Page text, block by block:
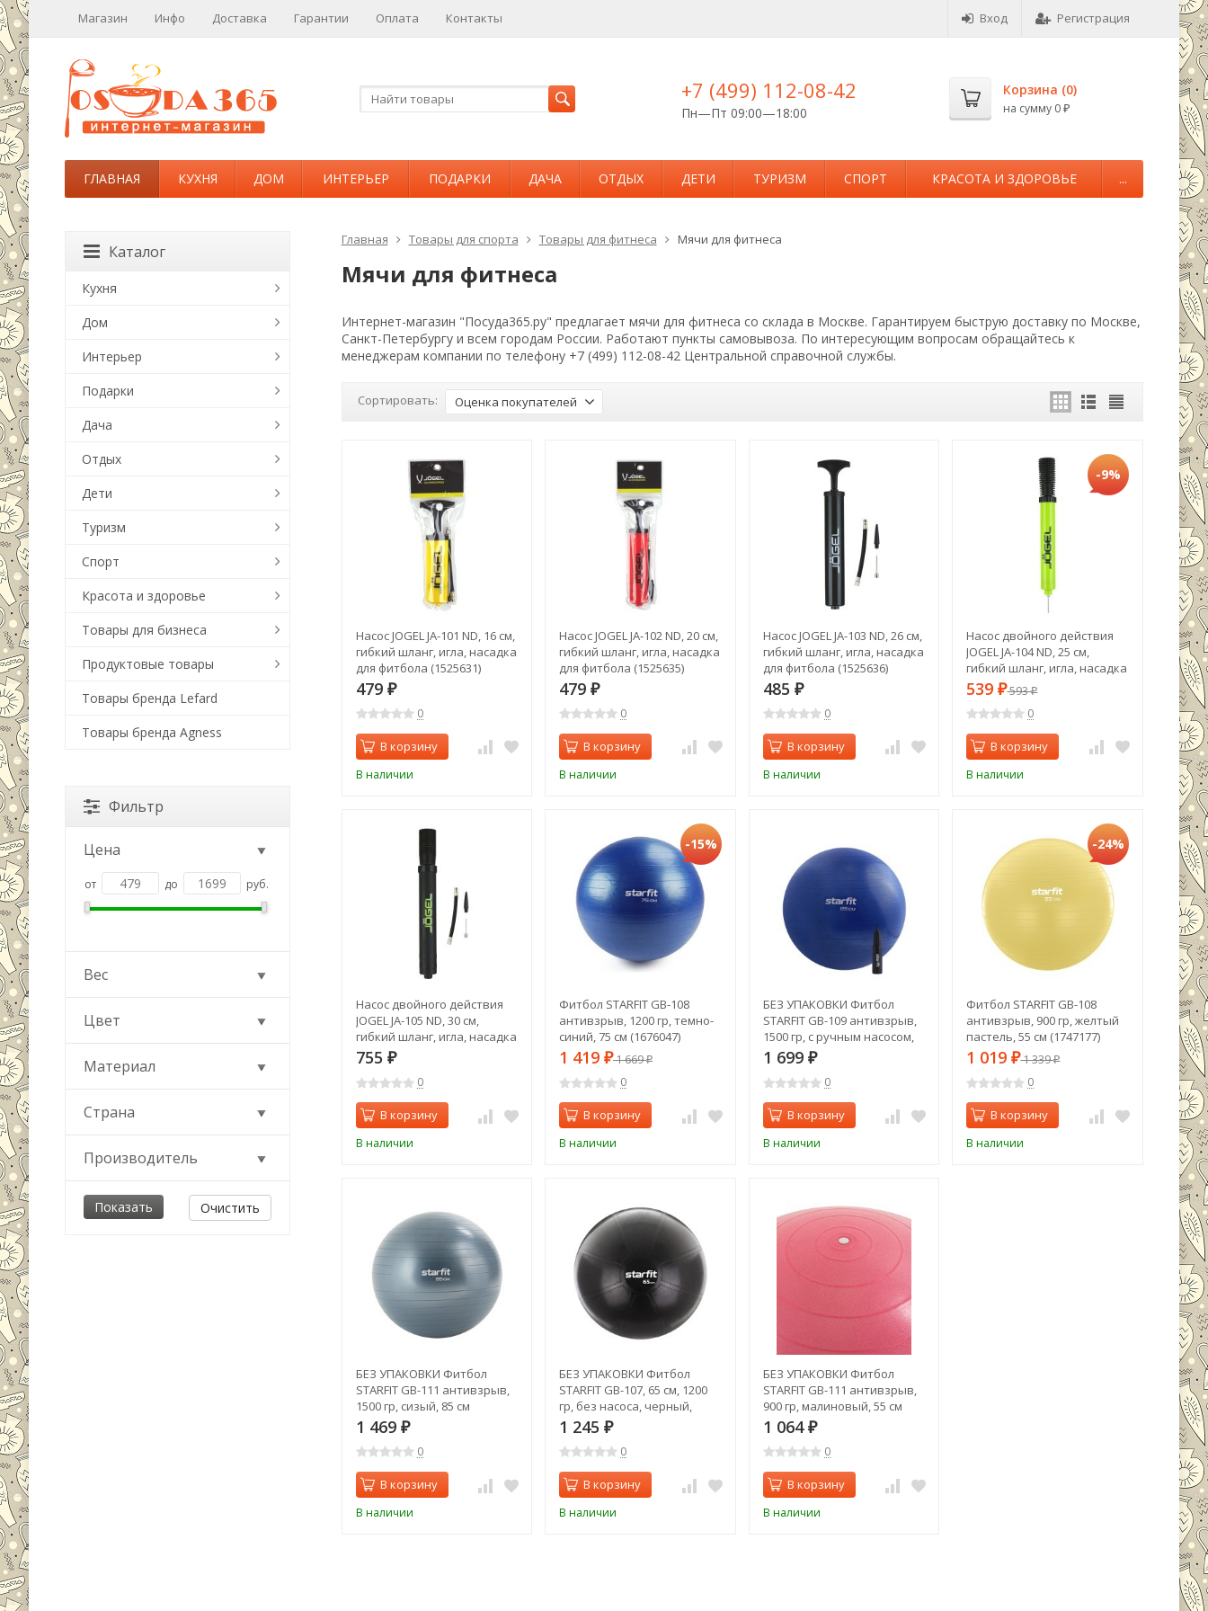
Магазин Инфо Доставка Гарантии Оплата Контакты Вход Регистрация
+7 (499) 112-08-42
Пн—Пт 09:00—18:00
Корзина (0)
на сумму 0 ₽
ГЛАВНАЯ КУХНЯ ДОМ ИНТЕРЬЕР ПОДАРКИ ДАЧА ОТДЫХ ДЕТИ ТУРИЗМ СПОРТ КРАСОТА И ЗДОРОВЬЕ ...
Главная Товары для спорта Товары для фитнеса Мячи для фитнеса
Мячи для фитнеса
Интернет-магазин "Посуда365.ру" предлагает мячи для фитнеса со склада в Москве. Гарантируем быструю доставку по Москве,
Санкт-Петербургу и всем городам России. Работают пункты самовывоза. По интересующим вопросам обращайтесь к
менеджерам компании по телефону +7 (499) 112-08-42 Центральной справочной службы.
Сортировать: Оценка покупателей
Насос JOGEL JA-101 ND, 16 см,
гибкий шланг, игла, насадка
для фитбола (1525631)
479 ₽
0
В корзину
В наличии
Насос JOGEL JA-102 ND, 20 см,
гибкий шланг, игла, насадка
для фитбола (1525635)
479₽
0
В корзину
В наличии
Насос JOGEL JA-103 ND, 26 см,
гибкий шланг, игла, насадка
для фитбола (1525636)
485 ₽
0
В корзину
В наличии
-9%
Насос двойного действия
JOGEL JA-104 ND, 25 см,
гибкий шланг, игла, насадка
для фитбола (1525637)
539₽593₽
0
В корзину
В наличии
Насос двойного действия
JOGEL JA-105 ND, 30 см,
гибкий шланг, игла, насадка
для фитбола (1525638)
755 ₽
0
В корзину
В наличии
-15%
Фитбол STARFIT GB-108
антивзрыв, 1200 гр, темно-
синий, 75 см (1676047)
1 419₽1 669₽
0
В корзину
В наличии
БЕЗ УПАКОВКИ Фитбол
STARFIT GB-109 антивзрыв,
1500 гр, с ручным насосом,
темно-синий, 85 см (2100872)
1 699 ₽
0
В корзину
В наличии
-24%
Фитбол STARFIT GB-108
антивзрыв, 900 гр, желтый
пастель, 55 см (1747177)
1 019₽1 339₽
0
В корзину
В наличии
БЕЗ УПАКОВКИ Фитбол
STARFIT GB-111 антивзрыв,
1500 гр, сизый, 85 см
(2108651)
1 469 ₽
0
В корзину
В наличии
БЕЗ УПАКОВКИ Фитбол
STARFIT GB-107, 65 см, 1200
гр, без насоса, черный,
антивзрыв (2100824)
1 245₽
0
В корзину
В наличии
БЕЗ УПАКОВКИ Фитбол
STARFIT GB-111 антивзрыв,
900 гр, малиновый, 55 см
(2109815)
1 064 ₽
0
В корзину
В наличии
Каталог
Кухня
Дом
Интерьер
Подарки
Дача
Отдых
Дети
Туризм
Спорт
Красота и здоровье
Товары для бизнеса
Продуктовые товары
Товары бренда Lefard
Товары бренда Agness
Фильтр
Цена
от до руб.
Вес
Цвет
Материал
Страна
Производитель
Очистить